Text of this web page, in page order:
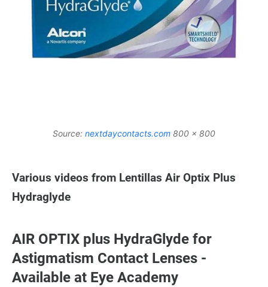
Source: nextdaycontacts.com 800 x 800
Various videos from Lentillas Air Optix Plus
Hydraglyde
AIR OPTIX plus HydraGlyde for
Astigmatism Contact Lenses -
Available at Eye Academy